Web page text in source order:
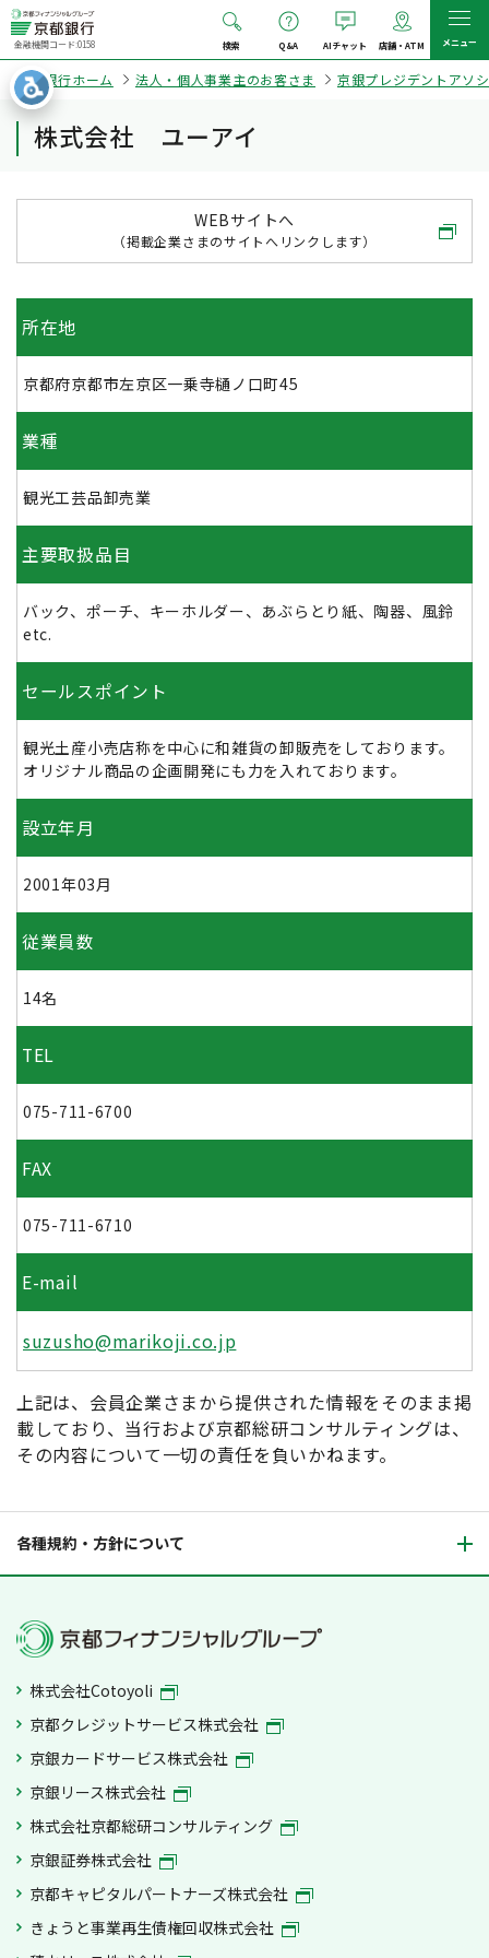
金融機関コード:0158 検索 Q&A AIチャット 店舗・ATM メニュー
京都銀行ホーム 法人・個人事業主のお客さま 京銀プレジデントアソ
株式会社 ユーアイ
WEBサイトへ
（掲載企業さまのサイトへリンクします）
所在地
京都府京都市左京区一乗寺樋ノ口町45
業種
観光工芸品卸売業
主要取扱品目
バック、ポーチ、キーホルダー、あぶらとり紙、陶器、風鈴
etc.
セールスポイント
観光土産小売店称を中心に和雑貨の卸販売をしております。
オリジナル商品の企画開発にも力を入れております。
設立年月
2001年03月
従業員数
14名
TEL
075-711-6700
FAX
075-711-6710
E-mail
suzusho@marikoji.co.jp
上記は、会員企業さまから提供された情報をそのまま掲
載しており、当行および京都総研コンサルティングは、
その内容について一切の責任を負いかねます。
各種規約・方針について
株式会社Cotoyoli
京都クレジットサービス株式会社
京銀カードサービス株式会社
京銀リース株式会社
株式会社京都総研コンサルティング
京銀証券株式会社
京都キャピタルパートナーズ株式会社
きょうと事業再生債権回収株式会社